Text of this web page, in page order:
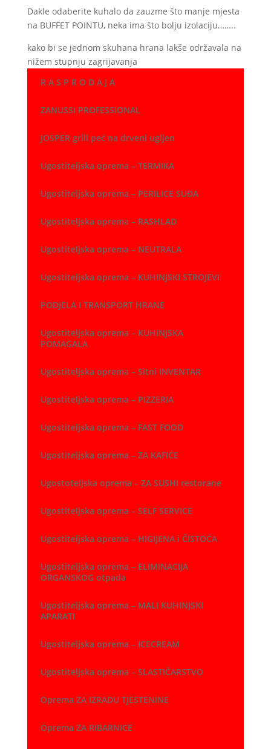
Dakle odaberite kuhalo da zauzme što manje mjesta
na BUFFET POINTU, neka ima što bolju izolaciju……..
kako bi se jednom skuhana hrana lakše održavala na
nižem stupnju zagrijavanja
R A S P R O D A J A
ZANUSSI PROFESSIONAL
JOSPER grill peć na drveni ugljen
Ugostiteljska oprema – TERMIKA
Ugostiteljska oprema – PERILICE SUĐA
Ugostiteljska oprema – RASHLAD
Ugostiteljska oprema – NEUTRALA
Ugostiteljska oprema – KUHINJSKI STROJEVI
PODJELA I TRANSPORT HRANE
Ugostiteljska oprema – KUHINJSKA
POMAGALA
Ugostiteljska oprema – Sitni INVENTAR
Ugostiteljska oprema – PIZZERIA
Ugostiteljska oprema – FAST FOOD
Ugostiteljska oprema – ZA KAFIĆE
Ugostoteljska oprema – ZA SUSHI restorane
Ugostiteljska oprema – SELF SERVICE
Ugostiteljska oprema – HIGIJENA i ČISTOĆA
Ugostiteljska oprema – ELIMINACIJA
ORGANSKOG otpada
Ugostiteljska oprema – MALI KUHINJSKI
APARATI
Ugostiteljska oprema – ICECREAM
Ugostiteljska oprema – SLASTIČARSTVO
Oprema ZA IZRADU TJESTENINE
Oprema ZA RIBARNICE